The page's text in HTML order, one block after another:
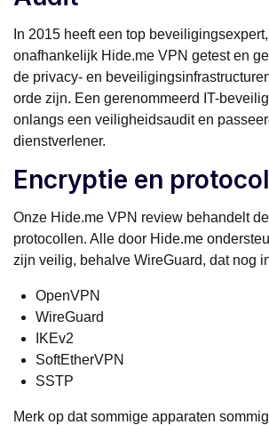
In 2015 heeft een top
onafhankelijk Hide.me VPN getest en
de privacy- en
orde zijn. Een gerenommeerd IT-
onlangs een veiligheidsaudit en
dienstverlener.
Encryptie en
Onze Hide.me VPN review behandelt
protocollen. Alle door Hide.me
zijn veilig, behalve WireGuard, dat nog
OpenVPN
WireGuard
IKEv2
SoftEtherVPN
SSTP
Merk op dat sommige apparaten